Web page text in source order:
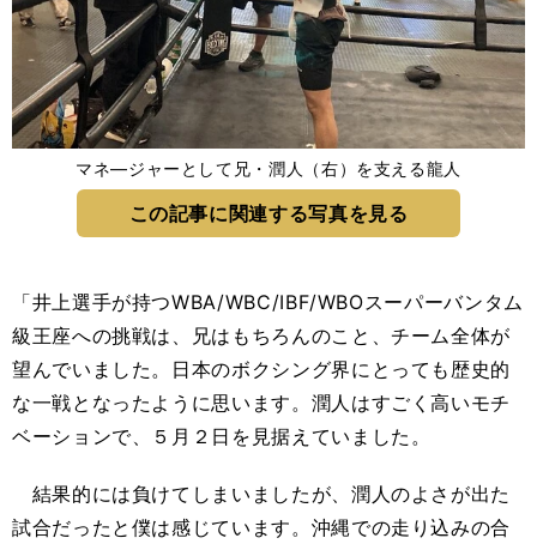
マネ―ジャーとして兄・潤人（右）を支える龍人
この記事に関連する写真を見る
「井上選手が持つWBA/WBC/IBF/WBOスーパーバンタム
級王座への挑戦は、兄はもちろんのこと、チーム全体が
望んでいました。日本のボクシング界にとっても歴史的
な一戦となったように思います。潤人はすごく高いモチ
ベーションで、５月２日を見据えていました。
結果的には負けてしまいましたが、潤人のよさが出た
試合だったと僕は感じています。沖縄での走り込みの合